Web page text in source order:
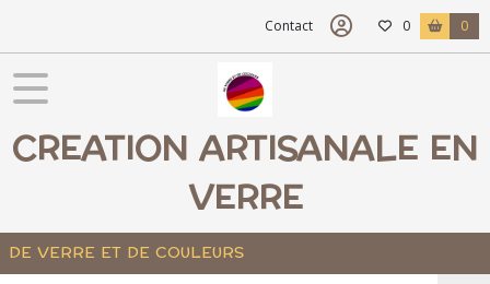
Contact 0 0
CREATION ARTISANALE EN
VERRE
DE VERRE ET DE COULEURS